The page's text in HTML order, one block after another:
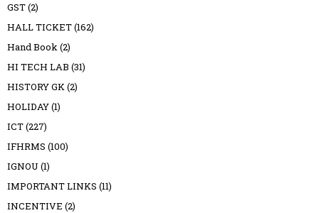
GST(2)
HALL TICKET(162)
Hand Book(2)
HI TECH LAB (31)
HISTORY GK(2)
HOLIDAY(1)
ICT(227)
IFHRMS (100)
IGNOU (1)
IMPORTANT LINKS (11)
INCENTIVE (2)